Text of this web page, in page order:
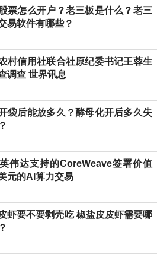
票怎么开户？老三板是什么？老三
易软件有哪些？
村信用社联合社原纪委书记王蓉生
调查 世界讯息
袋后能放多久？酵母化开后多久失
伟达支持的CoreWeave签署价值
元的AI算力交易
虾要不要剥壳吃 椒盐皮皮虾需要哪